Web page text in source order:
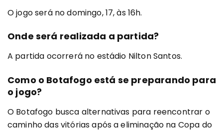
O jogo será no domingo, 17, às 16h.
Onde será realizada a partida?
A partida ocorrerá no estádio Nilton Santos.
Como o Botafogo está se preparando para
o jogo?
O Botafogo busca alternativas para reencontrar o
caminho das vitórias após a eliminação na Copa do